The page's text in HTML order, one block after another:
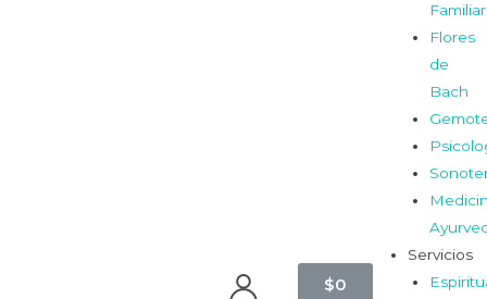
$0
Flores
de
Bach
Servicios